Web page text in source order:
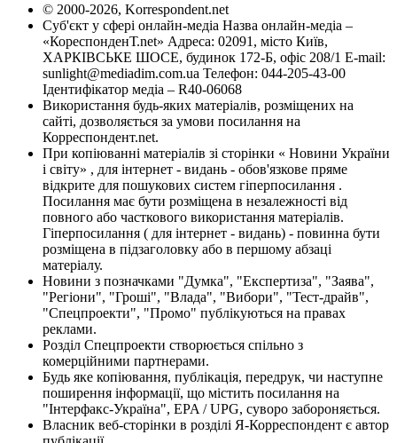
© 2000-2026, Korrespondent.net
Суб'єкт у сфері онлайн-медіа Назва онлайн-медіа –
«КореспонденТ.net» Адреса: 02091, місто Київ,
ХАРКІВСЬКЕ ШОСЕ, будинок 172-Б, офіс 208/1 E-mail:
sunlight@mediadim.com.ua Телефон: 044-205-43-00
Ідентифікатор медіа – R40-06068
Використання будь-яких матеріалів, розміщених на
сайті, дозволяється за умови посилання на
Корреспондент.net.
При копіюванні матеріалів зі сторінки « Новини України
і світу» , для інтернет - видань - обов'язкове пряме
відкрите для пошукових систем гіперпосилання .
Посилання має бути розміщена в незалежності від
повного або часткового використання матеріалів.
Гіперпосилання ( для інтернет - видань) - повинна бути
розміщена в підзаголовку або в першому абзаці
матеріалу.
Новини з позначками "Думка", "Експертиза", "Заява",
"Регіони", "Гроші", "Влада", "Вибори", "Тест-драйв",
"Спецпроекти", "Промо" публікуються на правах
реклами.
Розділ Спецпроекти створюється спільно з
комерційними партнерами.
Будь яке копіювання, публікація, передрук, чи наступне
поширення інформації, що містить посилання на
"Інтерфакс-Україна", EPA / UPG, суворо забороняється.
Власник веб-сторінки в розділі Я-Корреспондент є автор